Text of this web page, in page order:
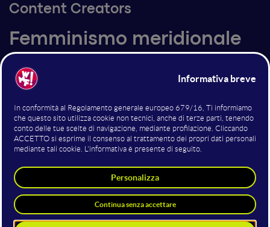
Content Creators
Femminismo meridionale
Federica vuole raccontare come l’annosa questione
meridionale influisca negativamente sulle persone,
vivono al sud o che per qualunque esigenza hanno
dovuto spostarsi. Applicherà la lente femminista
intersezionale per mettere a fuoco l’ennesima
farci carico collettivamente: l’antimeridionalismo.
Perché ha senso parlare di periferie, di sud, di margini?
Perché è proprio da lì che si sviluppa il cambiamento,
basta saper guardare.